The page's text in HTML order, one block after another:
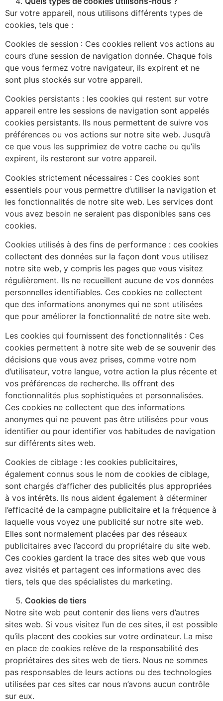
Sur votre appareil, nous utilisons différents types de
cookies, tels que :
Cookies de session : Ces cookies relient vos actions au
cours d’une session de navigation donnée. Chaque fois
que vous fermez votre navigateur, ils expirent et ne
sont plus stockés sur votre appareil.
Cookies persistants : les cookies qui restent sur votre
appareil entre les sessions de navigation sont appelés
cookies persistants. Ils nous permettent de suivre vos
préférences ou vos actions sur notre site web. Jusqu’à
ce que vous les supprimiez de votre cache ou qu’ils
expirent, ils resteront sur votre appareil.
Cookies strictement nécessaires : Ces cookies sont
essentiels pour vous permettre d’utiliser la navigation et
les fonctionnalités de notre site web. Les services dont
vous avez besoin ne seraient pas disponibles sans ces
cookies.
Cookies utilisés à des fins de performance : ces cookies
collectent des données sur la façon dont vous utilisez
notre site web, y compris les pages que vous visitez
régulièrement. Ils ne recueillent aucune de vos données
personnelles identifiables. Ces cookies ne collectent
que des informations anonymes qui ne sont utilisées
que pour améliorer la fonctionnalité de notre site web.
Les cookies qui fournissent des fonctionnalités : Ces
cookies permettent à notre site web de se souvenir des
décisions que vous avez prises, comme votre nom
d’utilisateur, votre langue, votre action la plus récente et
vos préférences de recherche. Ils offrent des
fonctionnalités plus sophistiquées et personnalisées.
Ces cookies ne collectent que des informations
anonymes qui ne peuvent pas être utilisées pour vous
identifier ou pour identifier vos habitudes de navigation
sur différents sites web.
Cookies de ciblage : les cookies publicitaires,
également connus sous le nom de cookies de ciblage,
sont chargés d’afficher des publicités plus appropriées
à vos intérêts. Ils nous aident également à déterminer
l’efficacité de la campagne publicitaire et la fréquence à
laquelle vous voyez une publicité sur notre site web.
Elles sont normalement placées par des réseaux
publicitaires avec l’accord du propriétaire du site web.
Ces cookies gardent la trace des sites web que vous
avez visités et partagent ces informations avec des
tiers, tels que des spécialistes du marketing.
Cookies de tiers
Notre site web peut contenir des liens vers d’autres
sites web. Si vous visitez l’un de ces sites, il est possible
qu’ils placent des cookies sur votre ordinateur. La mise
en place de cookies relève de la responsabilité des
propriétaires des sites web de tiers. Nous ne sommes
pas responsables de leurs actions ou des technologies
utilisées par ces sites car nous n’avons aucun contrôle
sur eux.